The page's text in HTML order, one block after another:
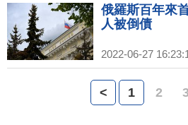
俄羅斯百年來
人被倒債
2022-06-27
< 1 2